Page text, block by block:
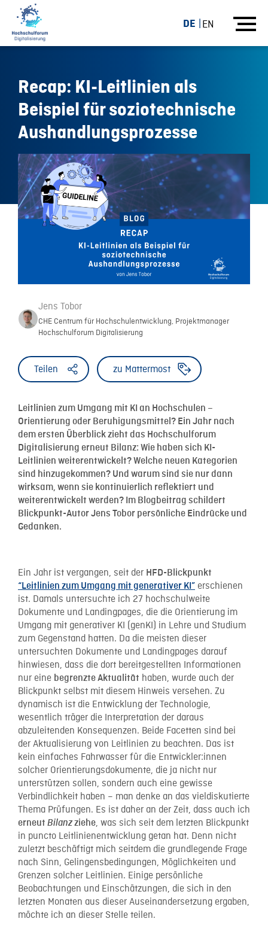
DE EN
Recap: KI-Leitlinien als
Beispiel für soziotechnische
Aushandlungsprozesse
Jens Tobor
CHE Centrum für Hochschulentwicklung, Projektmanager
Hochschulforum Digitalisierung
Teilen zu Mattermost
Leitlinien zum Umgang mit KI an Hochschulen –
Orientierung oder Beruhigungsmittel? Ein Jahr nach
dem ersten Überblick zieht das Hochschulforum
Digitalisierung erneut Bilanz: Wie haben sich KI-
Leitlinien weiterentwickelt? Welche neuen Kategorien
sind hinzugekommen? Und warum sind sie nur dann
wirksam, wenn sie kontinuierlich reflektiert und
weiterentwickelt werden? Im Blogbeitrag schildert
Blickpunkt-Autor Jens Tobor persönliche Eindrücke und
Gedanken.
Ein Jahr ist vergangen, seit der HFD-Blickpunkt
“Leitlinien zum Umgang mit generativer KI” erschienen
ist. Damals untersuchte ich 27 hochschulweite
Dokumente und Landingpages, die die Orientierung im
Umgang mit generativer KI (genKI) in Lehre und Studium
zum Gegenstand hatten. Da die meisten dieser
untersuchten Dokumente und Landingpages darauf
hinwiesen, dass die dort bereitgestellten Informationen
nur eine begrenzte Aktualität haben, wurde auch der
Blickpunkt selbst mit diesem Hinweis versehen. Zu
dynamisch ist die Entwicklung der Technologie,
wesentlich träger die Interpretation der daraus
abzuleitenden Konsequenzen. Beide Facetten sind bei
der Aktualisierung von Leitlinien zu beachten. Das ist
kein einfaches Fahrwasser für die Entwickler:innen
solcher Orientierungsdokumente, die ja nicht nur
unterstützen sollen, sondern auch eine gewisse
Verbindlichkeit haben – man denke an das vieldiskutierte
Thema Prüfungen. Es ist daher an der Zeit, dass auch ich
erneut Bilanzziehe, was sich seit dem letzten Blickpunkt
in puncto Leitlinienentwicklung getan hat. Denn nicht
zuletzt beschäftigt mich seitdem die grundlegende Frage
nach Sinn, Gelingensbedingungen, Möglichkeiten und
Grenzen solcher Leitlinien. Einige persönliche
Beobachtungen und Einschätzungen, die sich in den
letzten Monaten aus dieser Auseinandersetzung ergaben,
möchte ich an dieser Stelle teilen.